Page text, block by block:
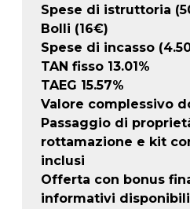
Spese di istruttoria
Bolli (16€)
Spese di incasso
TAN fisso 13.01%
TAEG 15.57%
Valore complessivo
Passaggio di
rottamazione e kit
inclusi
Offerta con bonus
informativi